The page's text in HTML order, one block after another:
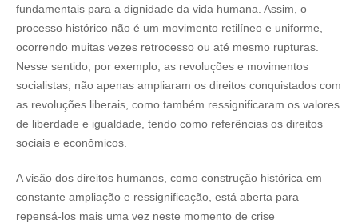
fundamentais para a dignidade da vida humana. Assim, o
processo histórico não é um movimento retilíneo e uniforme,
ocorrendo muitas vezes retrocesso ou até mesmo rupturas.
Nesse sentido, por exemplo, as revoluções e movimentos
socialistas, não apenas ampliaram os direitos conquistados com
as revoluções liberais, como também ressignificaram os valores
de liberdade e igualdade, tendo como referências os direitos
sociais e econômicos.
A visão dos direitos humanos, como construção histórica em
constante ampliação e ressignificação, está aberta para
repensá-los mais uma vez neste momento de crise